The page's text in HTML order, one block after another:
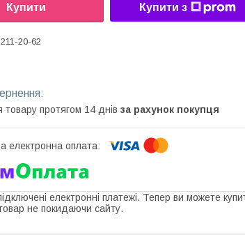
Купити Купити з
20-62
товару протягом 14 днів за рахунок покупця
електронні платежі. Тепер ви можете
не покидаючи сайту.